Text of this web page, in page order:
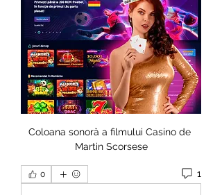
Coloana sonoră a filmului Casino de
Martin Scorsese
0 1